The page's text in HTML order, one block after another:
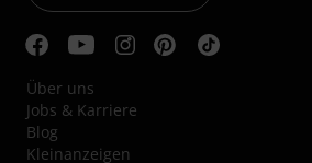
Über uns
Jobs & Karriere
Blog
Kleinanzeigen